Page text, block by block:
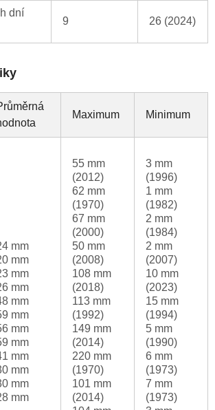
dní
9 26 (2024)
Maximum Minimum
mm
mm
mm
mm
mm
mm
mm
mm
mm
mm
mm
mm
55 mm
(2012)
62 mm
(1970)
67 mm
(2000)
50 mm
(2008)
108 mm
(2018)
113 mm
(1992)
149 mm
(2014)
220 mm
(1970)
101 mm
(2014)
3 mm
(1996)
1 mm
(1982)
2 mm
(1984)
2 mm
(2007)
10 mm
(2023)
15 mm
(1994)
5 mm
(1990)
6 mm
(1973)
7 mm
(1973)